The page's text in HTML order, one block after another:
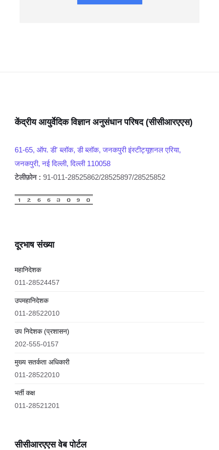
केंद्रीय आयुर्वेदिक विज्ञान अनुसंधान परिषद (सीसीआरएएस)
61-65, ऑप. डी' ब्लॉक, डी ब्लॉक, जनकपुरी इंस्टीट्यूशनल एरिया,
जनकपुरी, नई दिल्ली, दिल्ली 110058
टेलीफ़ोन : 91-011-28525862/28525897/28525852
दूरभाष संख्या
महानिदेशक
011-28524457
उपमहानिदेशक
011-28522010
उप निदेशक (प्रशासन)
202-555-0157
मुख्य सतर्कता अधिकारी
011-28522010
भर्ती कक्ष
011-28521201
सीसीआरएएस वेब पोर्टल